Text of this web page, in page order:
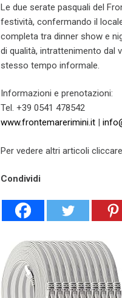
Le due serate pasquali del
festività, confermando il
completa tra dinner show e
di qualità, intrattenimento dal
stesso tempo informale.
Informazioni e prenotazioni:
Tel. +39 0541 478542
www.frontemarerimini.it |
Per vedere altri articoli
Condividi